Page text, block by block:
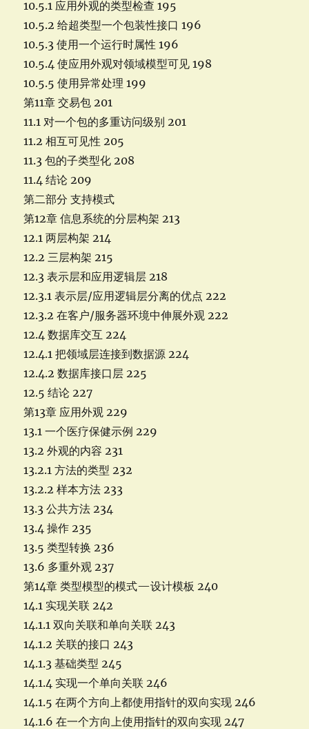
10.5.1 应用外观的类型检查 195
10.5.2 给超类型一个包装性接口 196
10.5.3 使用一个运行时属性 196
10.5.4 使应用外观对领域模型可见 198
10.5.5 使用异常处理 199
第11章 交易包 201
11.1 对一个包的多重访问级别 201
11.2 相互可见性 205
11.3 包的子类型化 208
11.4 结论 209
第二部分 支持模式
第12章 信息系统的分层构架 213
12.1 两层构架 214
12.2 三层构架 215
12.3 表示层和应用逻辑层 218
12.3.1 表示层/应用逻辑层分离的优点 222
12.3.2 在客户/服务器环境中伸展外观 222
12.4 数据库交互 224
12.4.1 把领域层连接到数据源 224
12.4.2 数据库接口层 225
12.5 结论 227
第13章 应用外观 229
13.1 一个医疗保健示例 229
13.2 外观的内容 231
13.2.1 方法的类型 232
13.2.2 样本方法 233
13.3 公共方法 234
13.4 操作 235
13.5 类型转换 236
13.6 多重外观 237
第14章 类型模型的模式—设计模板 240
14.1 实现关联 242
14.1.1 双向关联和单向关联 243
14.1.2 关联的接口 243
14.1.3 基础类型 245
14.1.4 实现一个单向关联 246
14.1.5 在两个方向上都使用指针的双向实现 246
14.1.6 在一个方向上使用指针的双向实现 247